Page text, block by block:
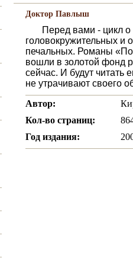
Доктор Павлыш
Перед вами - цикл
головокружительных и
печальных. Романы
вошли в золотой фонд
сейчас. И будут читать
не утрачивают своего
Автор:
Кол-во страниц:
Год издания: